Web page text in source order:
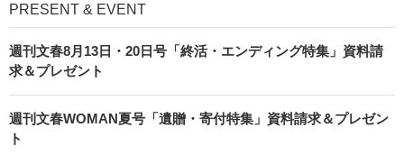
PRESENT & EVENT
週刊文春8月13日・20日号「終活・エンディング特集」資料請
求＆プレゼント
週刊文春WOMAN夏号「遺贈・寄付特集」資料請求＆プレゼン
ト